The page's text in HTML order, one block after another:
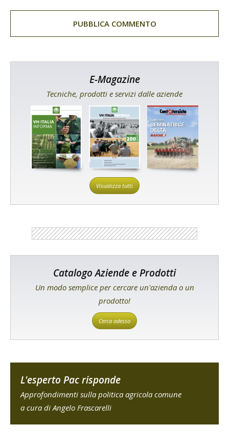
E-Magazine
Tecniche, prodotti e servizi dalle aziende
Visualizza tutti
Catalogo Aziende e Prodotti
Un modo semplice per cercare un'azienda o un
prodotto!
Cerca adesso
L'esperto Pac risponde
Approfondimenti sulla politica agricola comune
a cura di Angelo Frascarelli